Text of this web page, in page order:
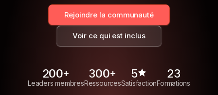
Rejoindre la communauté
Voir ce qui est inclus
200+
Leaders membres
300+
Ressources
5
Satisfaction
23
Formations